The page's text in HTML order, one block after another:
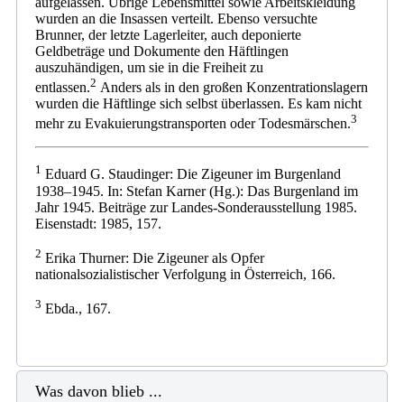
wurden an die Insassen verteilt. Ebenso versuchte
Brunner, der letzte Lagerleiter, auch deponierte
Geldbeträge und Dokumente den Häftlingen
auszuhändigen, um sie in die Freiheit zu
entlassen.2 Anders als in den großen Konzentrationslagern
wurden die Häftlinge sich selbst überlassen. Es kam nicht
mehr zu Evakuierungstransporten oder Todesmärschen.3
1 Eduard G. Staudinger: Die Zigeuner im Burgenland
1938–1945. In: Stefan Karner (Hg.): Das Burgenland im
Jahr 1945. Beiträge zur Landes-Sonderausstellung 1985.
Eisenstadt: 1985, 157.
2 Erika Thurner: Die Zigeuner als Opfer
nationalsozialistischer Verfolgung in Österreich, 166.
3 Ebda., 167.
Was davon blieb ...